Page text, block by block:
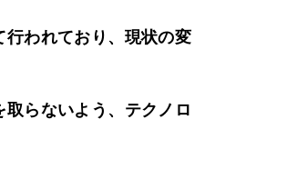
われており、現状の変
らないよう、テクノロ